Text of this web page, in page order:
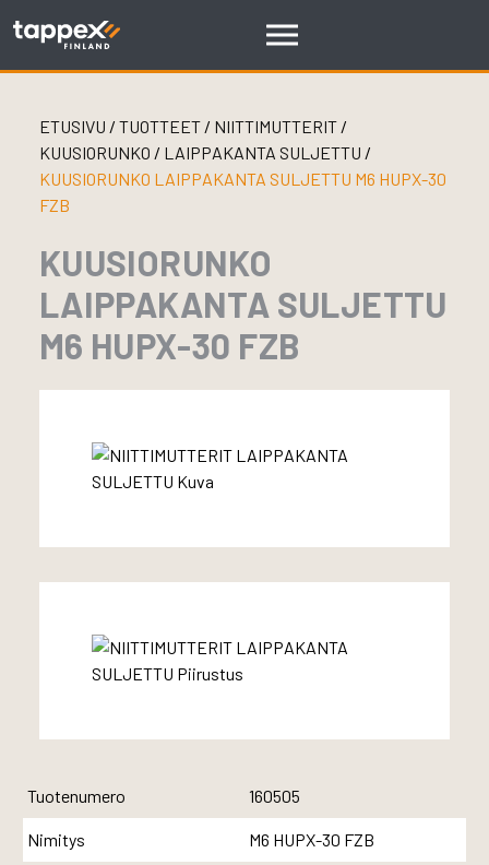
ETUSIVU / TUOTTEET/ NIITTIMUTTERIT /
KUUSIORUNKO / LAIPPAKANTA SULJETTU /
KUUSIORUNKO LAIPPAKANTA SULJETTU M6 HUPX-30
FZB
KUUSIORUNKO
LAIPPAKANTA SULJETTU
M6 HUPX-30 FZB
Tuotenumero 160505
Nimitys M6 HUPX-30 FZB